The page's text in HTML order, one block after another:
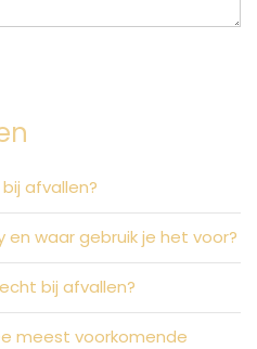
afvallen?
en waar gebruik je het voor?
bij afvallen?
meest voorkomende